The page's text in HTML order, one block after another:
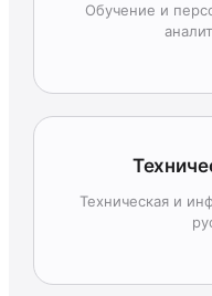
Обучение и
Техническая и